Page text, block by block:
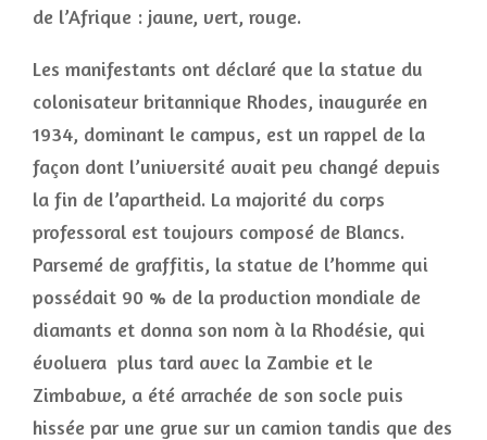
de l’Afrique : jaune, vert, rouge.
Les manifestants ont déclaré que la statue du
colonisateur britannique Rhodes, inaugurée en
1934, dominant le campus, est un rappel de la
façon dont l’université avait peu changé depuis
la fin de l’apartheid. La majorité du corps
professoral est toujours composé de Blancs.
Parsemé de graffitis, la statue de l’homme qui
possédait 90 % de la production mondiale de
diamants et donna son nom à la Rhodésie, qui
évoluera plus tard avec la Zambie et le
Zimbabwe, a été arrachée de son socle puis
hissée par une grue sur un camion tandis que des